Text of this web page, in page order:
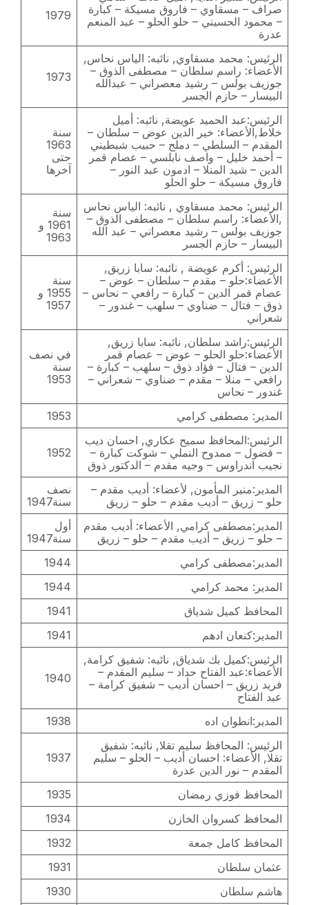
صراف – مسقاوي – فاروق مسيكة – كبارة
– محمود الحسيني – حلو الحلو – عبد المنعم
عدرة
1979
الرئيس: محمد مسقاوي, نائبه: الياس نحاس,
الأعضاء: راسم سلطان – مصطفى الذوق –
جوزيف بولس – رشيد معصراني – عبدالله
البيسار – حازم الجسر
1973
الرئيس:عبد الحميد عويضة, نائبه: أميل
خلاط,الأعضاء: خير الدين عوض – سلطان –
المقدم – السلطي – دملج – حبيب شبطيني
– أحمد خليل – واصف نابلسي – عصام قمر
الدين – شيد المنلا – ادمون عبد النور –
فاروق مسيكة – حلو الحلو
سنة
1963
حتى
آخرها
الرئيس: محمد مسقاوي , نائبه: الياس نحاس
,الأعضاء: راسم سلطان – مصطفى الذوق –
جوزيف بولس – رشيد معصراني – عبد الله
البيسار – حازم الجسر
سنة
1961 و
1963
الرئيس: أكرم عويضة , نائبه: سابا زريق,
الأعضاء:حلو – مقدم – سلطان – عوض –
عصام قمر الدين – كبارة – رافعي – نحاس –
ذوق – فتال – ضناوي – سلهب – غندور –
شعراني
سنة
1955 و
1957
الرئيس:راشد سلطان, نائبه: سابا زريق,
الأعضاء:حلو الحلو – عوض – عصام قمر
الدين – فتال – فؤاد ذوق – سلهب – كبارة –
رافعي – منلا – مقدم – ضناوي – شعراني –
غندور – نحاس
في نصف
سنة
1953
المدير: مصطفى كرامي
1953
الرئيس:المحافظ سميح عكاري, احسان ديب
– فضول – ممدوح النملي – شوكت كبارة –
نجيب اندراوس – وجيه مقدم – الدكتور ذوق
1952
المدير:منير المأمون, لأعضاء: أديب مقدم –
حلو – زريق – أديب مقدم – حلو – زريق
نصف
سنة1947
المدير:مصطفى كرامي, الأعضاء: أديب مقدم
– حلو – زريق – أديب مقدم – حلو – زريق
أول
سنة1947
المدير:مصطفى كرامي
1944
المدير: محمد كرامي
1944
المحافظ كميل شدياق
1941
المدير:كنعان ادهم
1941
الرئيس:كميل بك شدياق, نائبه: شفيق كرامة,
الأعضاء:عبد الفتاح حداد – سليم المقدم –
فريد زريق – احسان أديب – شفيق كرامة –
عبد الفتاح
1940
المدير:انطوان اده
1938
الرئيس: المحافظ سليم تقلا, نائبه: شفيق
تقلا, الأعضاء: احسان أديب – الحلو – سليم
المقدم – نور الدين عدرة
1937
المحافظ فوزي رمضان
1935
المحافظ كسروان الخازن
1934
المحافظ كامل جمعة
1932
عثمان سلطان
1931
هاشم سلطان
1930